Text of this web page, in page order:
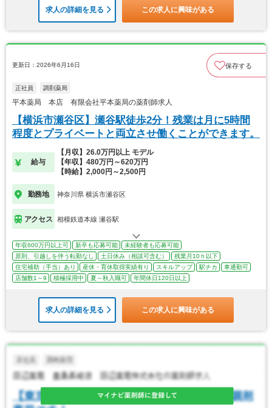
求人の詳細を見る この求人に興味がある
更新日：2026年6月16日 保存する
正社員 調剤薬局
平本薬局 本店 有限会社平本薬局の薬剤師求人
【横浜市瀬谷区】瀬谷駅徒歩2分！残業は月に5時間
程度とプライベートと両立させ働くことができます。
給与
【月収】26.0万円以上 モデル
【年収】480万円～620万円
【時給】2,000円～2,500円
勤務地 神奈川県 横浜市瀬谷区
アクセス 相模鉄道本線 瀬谷駅
年収600万円以上可 新卒も応募可能
未経験者も応募可能
原則、引越しを伴う転勤なし
土日休み（相談可含む）
残業月10ｈ以下
住宅補助（手当）あり
産休・育休取得実績有り スキルアップ 駅チカ
車通勤可
店舗数1～9
積極採用中 夏～秋入職可 年間休日120日以上
求人の詳細を見る この求人に興味がある